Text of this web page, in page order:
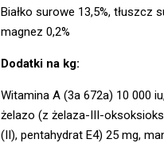
Białko surowe 13,5%, tłuszcz
magnez 0,2%
Dodatki na kg:
Witamina A (3a 672a) 10 000
żelazo (z żelaza-III-
(II), pentahydrat E4) 25 mg,